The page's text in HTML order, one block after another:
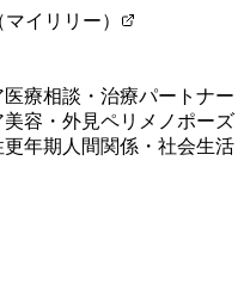
イリリー）
医療相談・治療パートナー
美容・外見ペリメノポーズ
更年期 人間関係・社会生活